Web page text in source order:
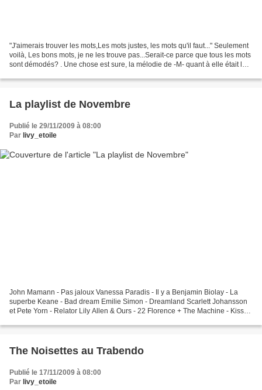
"J'aimerais trouver les mots,Les mots justes, les mots qu'il faut..." Seulement
voilà, Les bons mots, je ne les trouve pas...Serait-ce parce que tous les mots
sont démodés? . Une chose est sure, la mélodie de -M- quant à elle était loin
La playlist de Novembre
Publié le 29/11/2009 à 08:00
Par livy_etoile
John Mamann - Pas jaloux Vanessa Paradis - Il y a Benjamin Biolay - La
superbe Keane - Bad dream Emilie Simon - Dreamland Scarlett Johansson
et Pete Yorn - Relator Lily Allen & Ours - 22 Florence + The Machine - Kiss
The Noisettes au Trabendo
Publié le 17/11/2009 à 08:00
Par livy_etoile